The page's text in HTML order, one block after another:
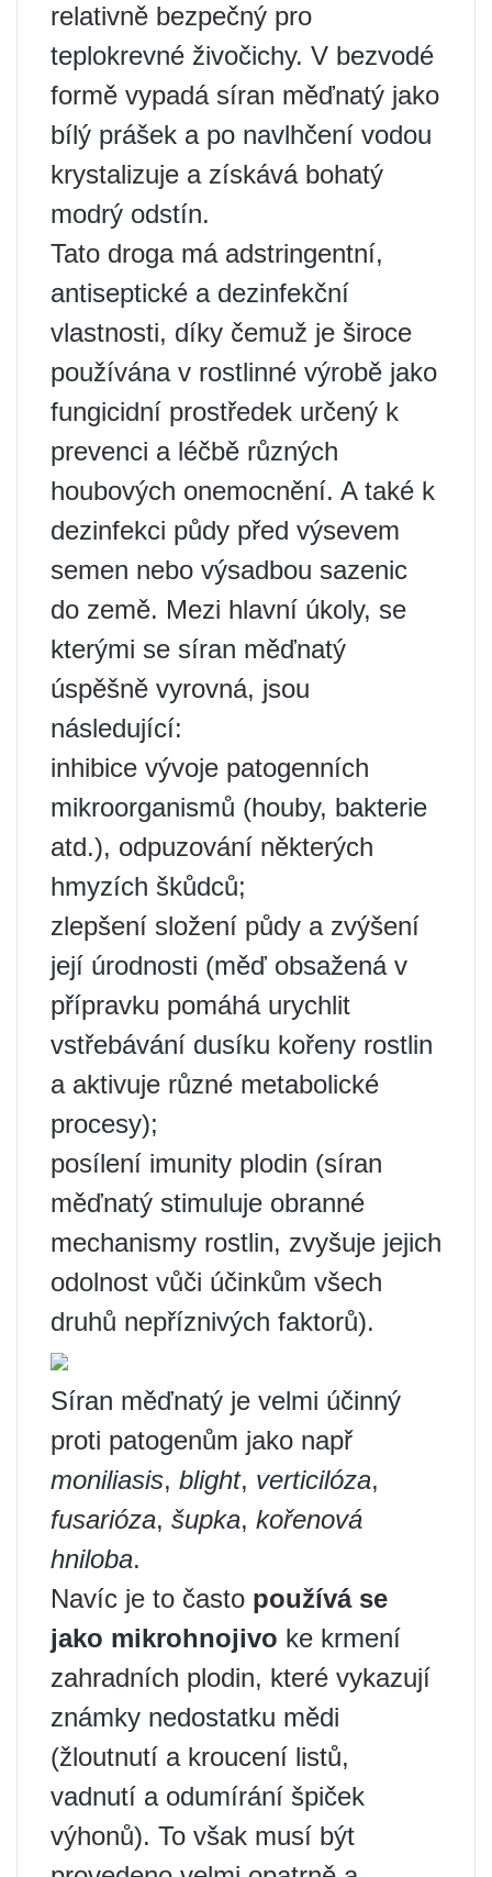
relativně bezpečný pro
teplokrevné živočichy. V bezvodé
formě vypadá síran měďnatý jako
bílý prášek a po navlhčení vodou
krystalizuje a získává bohatý
modrý odstín.
Tato droga má adstringentní,
antiseptické a dezinfekční
vlastnosti, díky čemuž je široce
používána v rostlinné výrobě jako
fungicidní prostředek určený k
prevenci a léčbě různých
houbových onemocnění. A také k
dezinfekci půdy před výsevem
semen nebo výsadbou sazenic
do země. Mezi hlavní úkoly, se
kterými se síran měďnatý
úspěšně vyrovná, jsou
následující:
inhibice vývoje patogenních
mikroorganismů (houby, bakterie
atd.), odpuzování některých
hmyzích škůdců;
zlepšení složení půdy a zvýšení
její úrodnosti (měď obsažená v
přípravku pomáhá urychlit
vstřebávání dusíku kořeny rostlin
a aktivuje různé metabolické
procesy);
posílení imunity plodin (síran
měďnatý stimuluje obranné
mechanismy rostlin, zvyšuje jejich
odolnost vůči účinkům všech
druhů nepříznivých faktorů).
Síran měďnatý je velmi účinný
proti patogenům jako např
moniliasis, blight, verticilóza,
fusarióza, šupka, kořenová
hniloba.
Navíc je to často používá se
jako mikrohnojivo ke krmení
zahradních plodin, které vykazují
známky nedostatku mědi
(žloutnutí a kroucení listů,
vadnutí a odumírání špiček
výhonů). To však musí být